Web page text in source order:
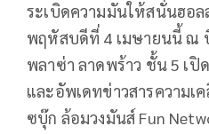
ระเบิดความมันให้สนั่นฮอ
พฤหัสบดีที่ 4 เมษายนนี้ ณ
พลาซ่า ลาดพร้าว ชั้น 5 เ
และอัพเดทข่าวสารความเ
ซบุ๊ก ล้อมวงมันส์ Fun